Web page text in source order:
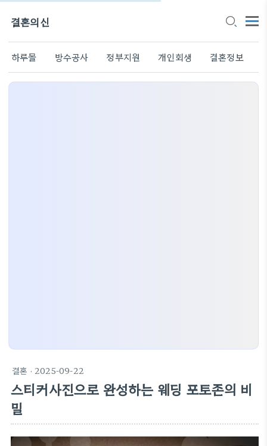
결혼의신
하루몰 방수공사 정부지원 개인회생 결혼정보
결혼 · 2025-09-22
스티커사진으로 완성하는 웨딩 포토존의 비
밀